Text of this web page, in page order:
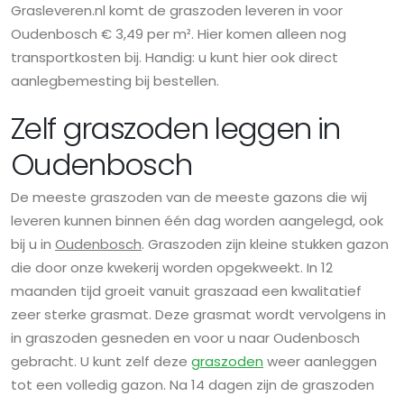
Grasleveren.nl komt de graszoden leveren in voor
Oudenbosch € 3,49 per m². Hier komen alleen nog
transportkosten bij. Handig: u kunt hier ook direct
aanlegbemesting bij bestellen.
Zelf graszoden leggen in
Oudenbosch
De meeste graszoden van de meeste gazons die wij
leveren kunnen binnen één dag worden aangelegd, ook
bij u in Oudenbosch. Graszoden zijn kleine stukken gazon
die door onze kwekerij worden opgekweekt. In 12
maanden tijd groeit vanuit graszaad een kwalitatief
zeer sterke grasmat. Deze grasmat wordt vervolgens in
in graszoden gesneden en voor u naar Oudenbosch
gebracht. U kunt zelf deze graszoden weer aanleggen
tot een volledig gazon. Na 14 dagen zijn de graszoden